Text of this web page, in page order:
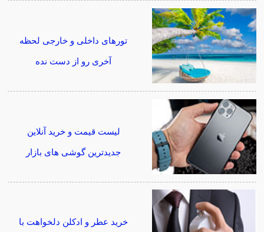
تورهای داخلی و خارجی لحظه
آخری رو از دست نده
لیست قیمت و خرید آنلاین
جدیدترین گوشی های بازار
خرید عطر و ادکلن دلخواهت با